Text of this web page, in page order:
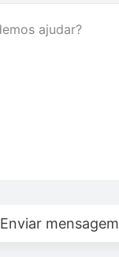
Enviar mensagem